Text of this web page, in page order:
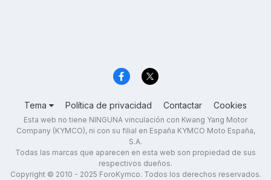
Tema Política de privacidad Contactar Cookies
Esta web no tiene NINGUNA vinculación con Kwang Yang Motor
Company (KYMCO), ni con su filial en España KYMCO Moto España,
S.A.
Todas las marcas que aparecen en esta web son propiedad de sus
respectivos dueños.
Copyright © 2010 - 2025 ForoKymco. Todos los derechos reservados.